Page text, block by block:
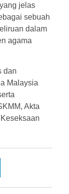
jelas
sebuah
dalam
agama
dan
Malaysia
Akta